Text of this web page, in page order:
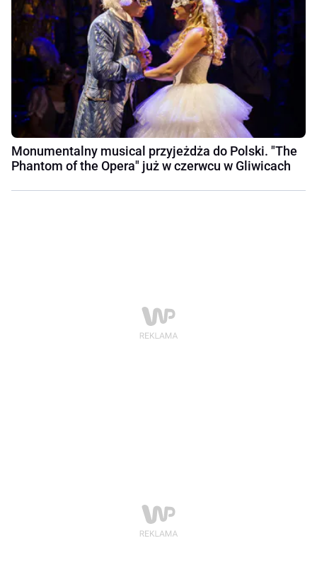
Monumentalny musical przyjeżdża do Polski. "The
Phantom of the Opera" już w czerwcu w Gliwicach